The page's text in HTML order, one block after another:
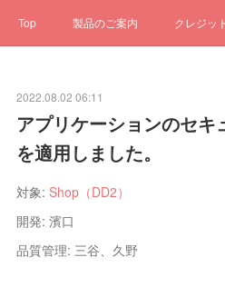
Top 製品のご案内 クレジッ
クローゼット
2022.08.02 06:11
アプリケーションのセキ
を適用しました。
対象: Shop（DD2）
開発: 濱口
品質管理: 三谷、久野